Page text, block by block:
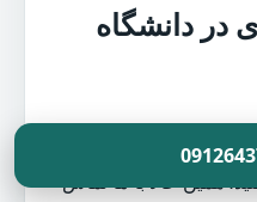
در دانشگاه
تهران
همین حالا با ما تماس